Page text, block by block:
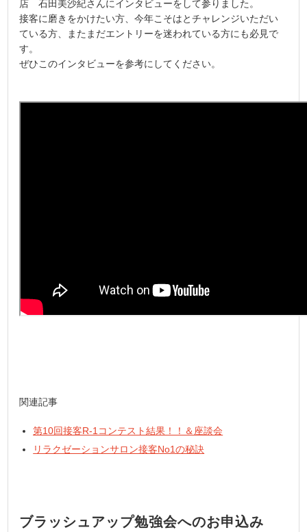
店 石田美沙紀さんにインタビューをして参りました。
接客に磨きをかけたい方、今年こそはとチャレンジいただい
ている方、またまだエントリーを迷われている方にも必見で
す。
ぜひこのインタビューを参考にしてください。
関連記事
第10回接客R-1コンテスト結果！！＆座談会
リラクゼーションサロン接客No1の秘訣
ブラッシュアップ勉強会へのお申込み